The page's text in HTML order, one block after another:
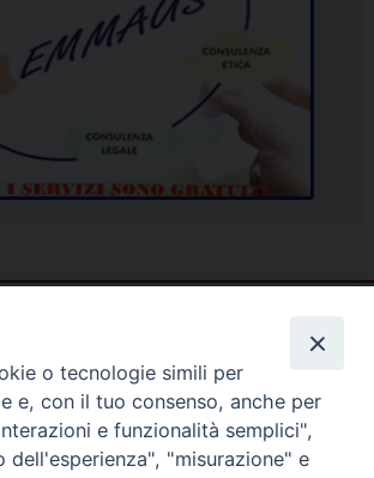
o tecnologie simili per
e, con il tuo consenso, anche per
e funzionalità semplici",
dell'esperienza", "misurazione" e